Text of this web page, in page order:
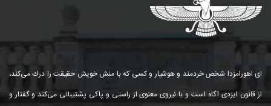
ای اهورامزدا شخص خردمند و هوشیار و كسی كه با منش خویش حقیقت را درك می‌كند،
از قانون ایزدی آگاه است و با نیروی معنوی از راستی و پاكی پشتیبانی می‌كند و گفتار و